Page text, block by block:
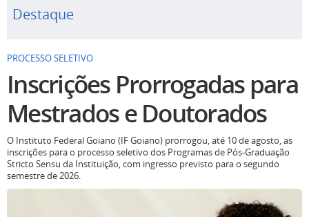
Destaque
PROCESSO SELETIVO
Inscrições Prorrogadas para
Mestrados e Doutorados
O Instituto Federal Goiano (IF Goiano) prorrogou, até 10 de agosto, as
inscrições para o processo seletivo dos Programas de Pós-Graduação
Stricto Sensu da Instituição, com ingresso previsto para o segundo
semestre de 2026.